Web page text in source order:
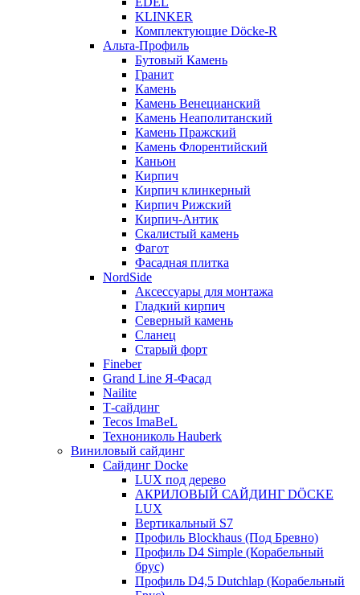
KLINKER
Комплектующие Döcke-R
Альта-Профиль
Бутовый Камень
Гранит
Камень
Камень Венецианский
Камень Неаполитанский
Камень Пражский
Камень Флорентийский
Каньон
Кирпич
Кирпич клинкерный
Кирпич Рижский
Кирпич-Антик
Скалистый камень
Фагот
Фасадная плитка
NordSide
Аксессуары для монтажа
Гладкий кирпич
Северный камень
Сланец
Старый форт
Fineber
Grand Line Я-Фасад
Nailite
Т-сайдинг
Tecos ImaBeL
Технониколь Hauberk
Виниловый сайдинг
Сайдинг Docke
LUX под дерево
АКРИЛОВЫЙ САЙДИНГ DÖCKE
LUX
Вертикальный S7
Профиль Blockhaus (Под Бревно)
Профиль D4 Simple (Корабельный
брус)
Профиль D4,5 Dutchlap (Корабельный